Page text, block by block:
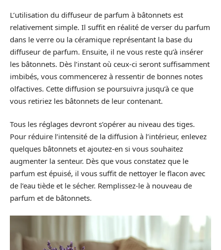
L’utilisation du diffuseur de parfum à bâtonnets est
relativement simple. Il suffit en réalité de verser du parfum
dans le verre ou la céramique représentant la base du
diffuseur de parfum. Ensuite, il ne vous reste qu’à insérer
les bâtonnets. Dès l’instant où ceux-ci seront suffisamment
imbibés, vous commencerez à ressentir de bonnes notes
olfactives. Cette diffusion se poursuivra jusqu’à ce que
vous retiriez les bâtonnets de leur contenant.
Tous les réglages devront s’opérer au niveau des tiges.
Pour réduire l’intensité de la diffusion à l’intérieur, enlevez
quelques bâtonnets et ajoutez-en si vous souhaitez
augmenter la senteur. Dès que vous constatez que le
parfum est épuisé, il vous suffit de nettoyer le flacon avec
de l’eau tiède et le sécher. Remplissez-le à nouveau de
parfum et de bâtonnets.